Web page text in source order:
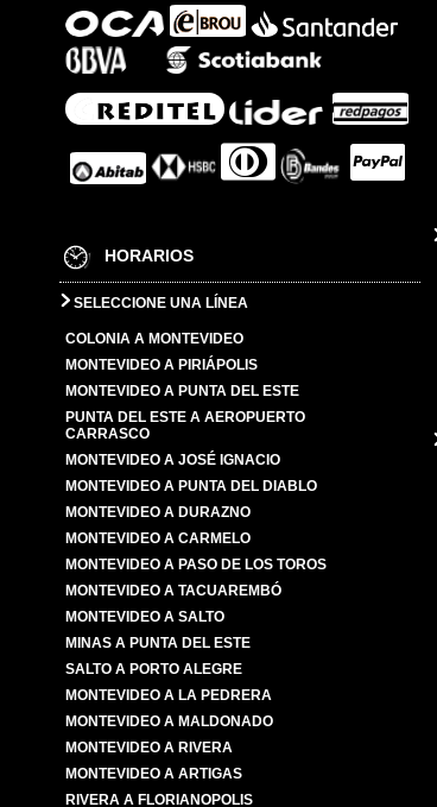
HORARIOS
SELECCIONE UNA LÍNEA
COLONIA A MONTEVIDEO
MONTEVIDEO A PIRIÁPOLIS
MONTEVIDEO A PUNTA DEL ESTE
PUNTA DEL ESTE A AEROPUERTO
CARRASCO
MONTEVIDEO A JOSÉ IGNACIO
MONTEVIDEO A PUNTA DEL DIABLO
MONTEVIDEO A DURAZNO
MONTEVIDEO A CARMELO
MONTEVIDEO A PASO DE LOS TOROS
MONTEVIDEO A TACUAREMBÓ
MONTEVIDEO A SALTO
MINAS A PUNTA DEL ESTE
SALTO A PORTO ALEGRE
MONTEVIDEO A LA PEDRERA
MONTEVIDEO A MALDONADO
MONTEVIDEO A RIVERA
MONTEVIDEO A ARTIGAS
RIVERA A FLORIANOPOLIS